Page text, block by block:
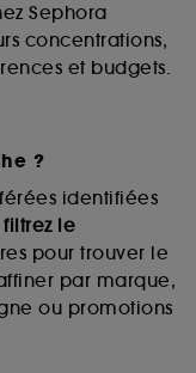
Sephora
concentrations,
et budgets.
?
identifiées
filtrez le
pour trouver le
par marque,
ou promotions